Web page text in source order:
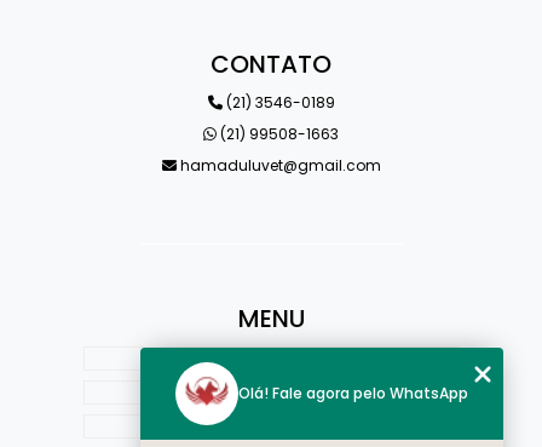
CONTATO
(21) 3546-0189
(21) 99508-1663
hamaduluvet@gmail.com
MENU
QUEM SOMOS
Olá! Fale agora pelo WhatsApp